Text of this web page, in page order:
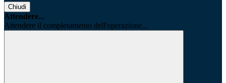
Chiudi
Attendere...
Attendere il completamento dell'operazione...